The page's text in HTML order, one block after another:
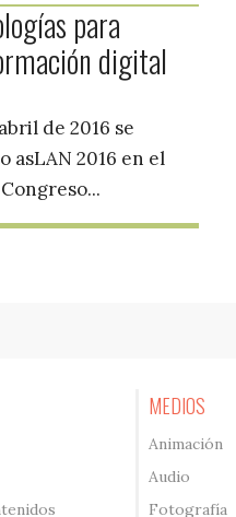
para
digital
de 2016 se
asLAN 2016 en el
MEDIOS
Animación
Audio
Fotografía